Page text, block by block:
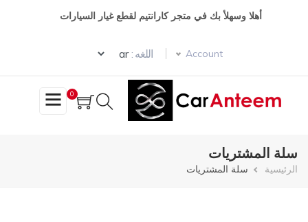
أهلا وسهلأ بك في متجر كارانتيم لقطع غيار السيارات
Account اللغه :
Select your language
0
سلة المشتريات
مسار
الرئيسية سلة المشتريات